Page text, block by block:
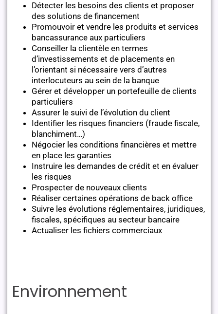
Détecter les besoins des clients et proposer
des solutions de financement
Promouvoir et vendre les produits et services
bancassurance aux particuliers
Conseiller la clientèle en termes
d’investissements et de placements en
l’orientant si nécessaire vers d’autres
interlocuteurs au sein de la banque
Gérer et développer un portefeuille de clients
particuliers
Assurer le suivi de l’évolution du client
Identifier les risques financiers (fraude fiscale,
blanchiment…)
Négocier les conditions financières et mettre
en place les garanties
Instruire les demandes de crédit et en évaluer
les risques
Prospecter de nouveaux clients
Réaliser certaines opérations de back office
Suivre les évolutions réglementaires, juridiques,
fiscales, spécifiques au secteur bancaire
Actualiser les fichiers commerciaux
Environnement